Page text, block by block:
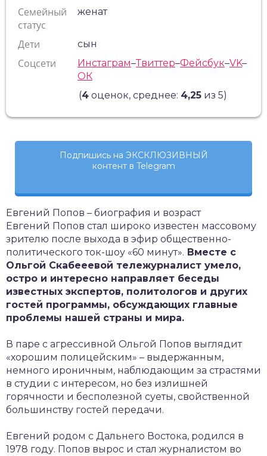
Семейный
статус
женат
Дети сын
Соцсети Инстаграм–Твиттер–Фейсбук–VK–
ОК
(4оценок, среднее: 4,25из 5)
Подпишись на ЭКСКЛЮЗИВНЫЙ
контент в Telegram
Евгений Попов – биография и возраст
Евгений Попов стал широко известен массовому
зрителю после выхода в эфир общественно-
политического ток-шоу «60 минут». Вместе с
Ольгой Скабееевой тележурналист умело,
остро и интересно направляет беседы
известных экспертов, политологов и других
гостей программы, обсуждающих главные
проблемы нашей страны и мира.
В паре с агрессивной Ольгой Попов выглядит
«хорошим полицейским» – выдержанным,
немного ироничным, наблюдающим за страстями
в студии с интересом, но без излишней
горячности и бесполезной суеты, свойственной
большинству гостей передачи.
Евгений родом с Дальнего Востока, родился в
1978 году. Попов вырос и стал журналистом во